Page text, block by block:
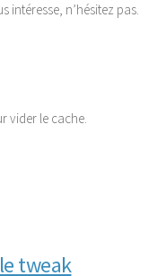
intéresse, n’hésitez pas.
vider le cache.
tweak